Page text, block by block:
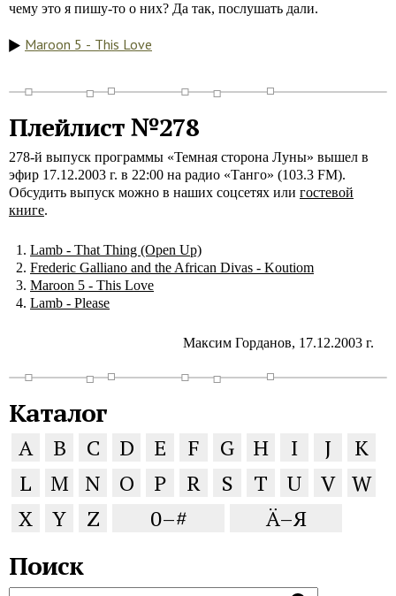
чему это я пишу-то о них? Да так, послушать дали.
Maroon 5 - This Love
Плейлист №278
278-й выпуск программы «Темная сторона Луны» вышел в
эфир 17.12.2003 г. в 22:00 на радио «Танго» (103.3 FM).
Обсудить выпуск можно в наших соцсетях или гостевой
книге.
Lamb - That Thing (Open Up)
Frederic Galliano and the African Divas - Koutiom
Maroon 5 - This Love
Lamb - Please
Максим Горданов, 17.12.2003 г.
Каталог
A B C D E F G H I J
K
L
M N O P R S T U V W
X
Y Z 0–# Ä–Я
Поиск